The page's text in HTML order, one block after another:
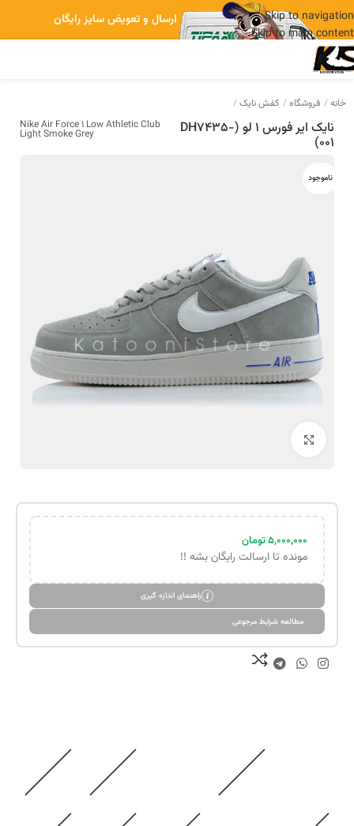
Skip to navigation
Skip to main content
ارسال و تعویض سایز رایگان
خانه فروشگاه کفش نایک
نایک ایر فورس 1 لو (DH7435-
001)
Nike Air Force 1 Low Athletic Club
Light Smoke Grey
ناموجود
۵,۰۰۰,۰۰۰تومان
مونده تا ارسالت رایگان بشه !!
راهنمای اندازه گیری
مطالعه شرایط مرجوعی